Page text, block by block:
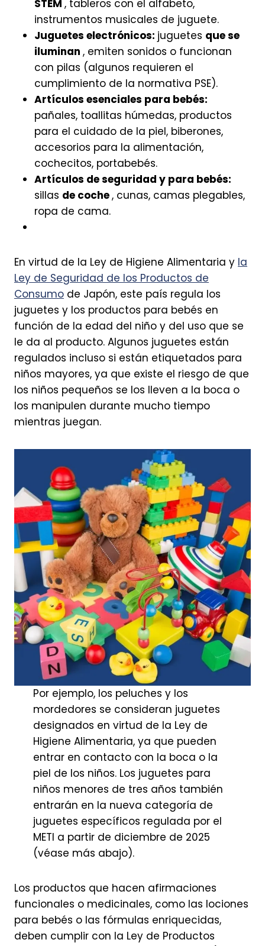
STEM , tableros con el alfabeto,
instrumentos musicales de juguete.
Juguetes electrónicos: juguetes que se
iluminan , emiten sonidos o funcionan
con pilas (algunos requieren el
cumplimiento de la normativa PSE).
Artículos esenciales para bebés:
pañales, toallitas húmedas, productos
para el cuidado de la piel, biberones,
accesorios para la alimentación,
cochecitos, portabebés.
Artículos de seguridad y para bebés:
sillas de coche, cunas, camas plegables,
ropa de cama.
En virtud de la Ley de Higiene Alimentaria y la
Ley de Seguridad de los Productos de
Consumo de Japón, este país regula los
juguetes y los productos para bebés en
función de la edad del niño y del uso que se
le da al producto. Algunos juguetes están
regulados incluso si están etiquetados para
niños mayores, ya que existe el riesgo de que
los niños pequeños se los lleven a la boca o
los manipulen durante mucho tiempo
mientras juegan.
Por ejemplo, los peluches y los
mordedores se consideran juguetes
designados en virtud de la Ley de
Higiene Alimentaria, ya que pueden
entrar en contacto con la boca o la
piel de los niños. Los juguetes para
niños menores de tres años también
entrarán en la nueva categoría de
juguetes específicos regulada por el
METI a partir de diciembre de 2025
(véase más abajo).
Los productos que hacen afirmaciones
funcionales o medicinales, como las lociones
para bebés o las fórmulas enriquecidas,
deben cumplir con la Ley de Productos